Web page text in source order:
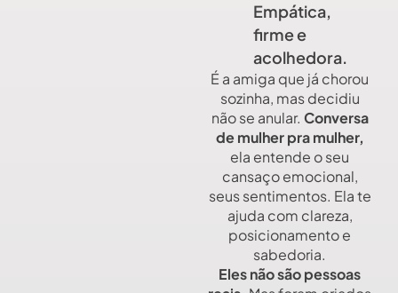
Empática,
firme e
acolhedora.
É a amiga que já chorou
sozinha, mas decidiu
não se anular. Conversa
de mulher pra mulher,
ela entende o seu
cansaço emocional,
seus sentimentos. Ela te
ajuda com clareza,
posicionamento e
sabedoria.
Eles não são pessoas